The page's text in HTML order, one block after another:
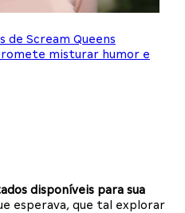
de Scream Queens
misturar humor e
disponíveis para sua
esperava, que tal explorar